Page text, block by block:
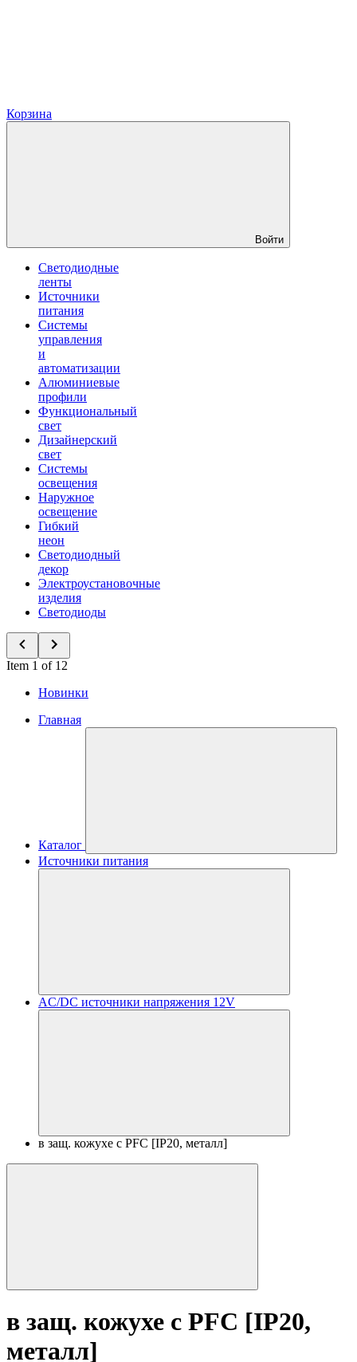
Корзина
Войти
Светодиодные
ленты
Источники
питания
Системы
управления
и
автоматизации
Алюминиевые
профили
Функциональный
свет
Дизайнерский
свет
Системы
освещения
Наружное
освещение
Гибкий
неон
Светодиодный
декор
Электроустановочные
изделия
Светодиоды
Item 1 of 12
Новинки
Главная
Каталог
Источники питания
AC/DC источники напряжения 12V
в защ. кожухе с PFC [IP20, металл]
в защ. кожухе с PFC [IP20,
металл]